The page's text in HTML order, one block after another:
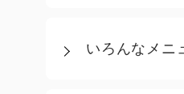
いろんなメニ